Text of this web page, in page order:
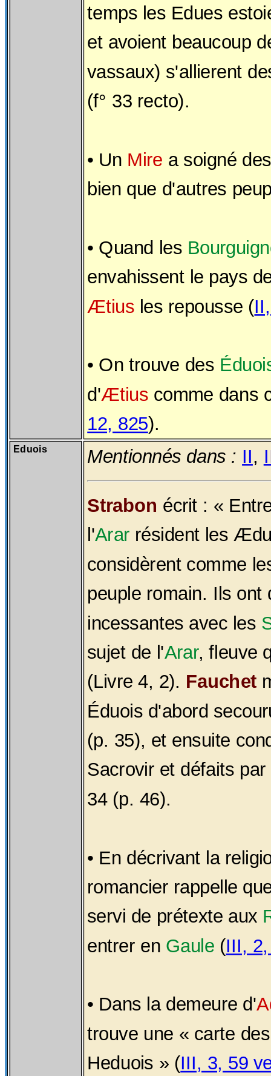
temps les Edues
et avoient beaucoup
vassaux) s'allierent
(f° 33 recto).
• Un Mire a soigné
bien que d'autres
• Quand les
envahissent le pays
Ætiusles repousse (
• On trouve des
d'Ætiuscomme dans
12, 825).
Eduois Mentionnés dans : II,
Strabon écrit : «
l'Arar résident les
considèrent comme
peuple romain. Ils ont
incessantes avec les
sujet de l'Arar, fleuve
(Livre 4, 2). Fauchet
Éduois d'abord
(p. 35), et ensuite
Sacrovir et défaits
34 (p. 46).
• En décrivant la
romancier rappelle
servi de prétexte aux
entrer en Gaule (III,
• Dans la demeure d'
trouve une « carte
Heduois » (III, 3, 59